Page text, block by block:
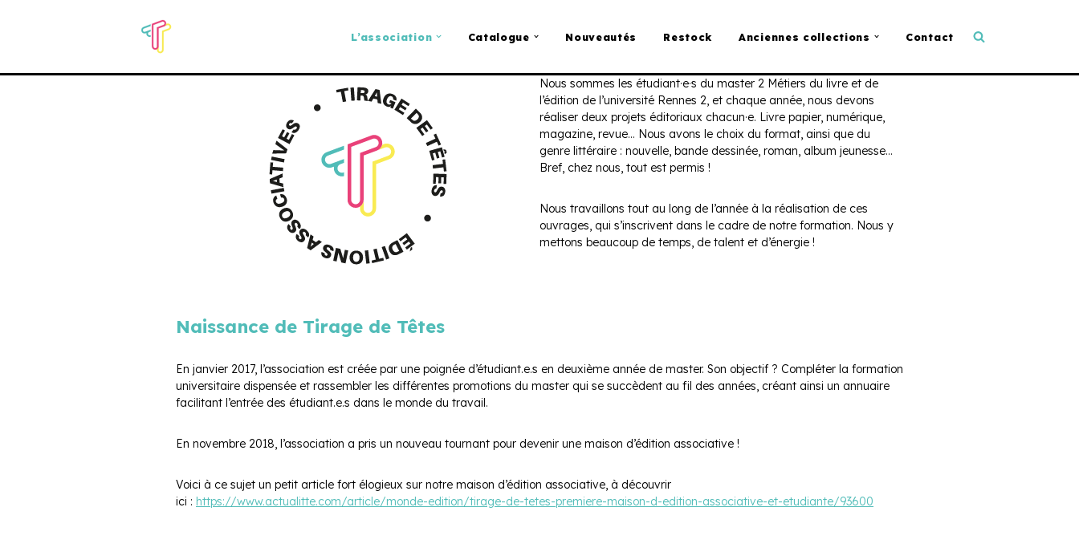
contenu
L’association Catalogue Nouveautés Restock Anciennes collections Contact
Nous sommes les étudiant·e·s du master 2 Métiers du livre et de
l’édition de l’université Rennes 2, et chaque année, nous devons
réaliser deux projets éditoriaux chacun·e. Livre papier, numérique,
magazine, revue… Nous avons le choix du format, ainsi que du
genre littéraire : nouvelle, bande dessinée, roman, album jeunesse…
Bref, chez nous, tout est permis !
Nous travaillons tout au long de l’année à la réalisation de ces
ouvrages, qui s’inscrivent dans le cadre de notre formation. Nous y
mettons beaucoup de temps, de talent et d’énergie !
Naissance de Tirage de Têtes
En janvier 2017, l’association est créée par une poignée d’étudiant.e.s en deuxième année de master. Son objectif ? Compléter la formation
universitaire dispensée et rassembler les différentes promotions du master qui se succèdent au fil des années, créant ainsi un annuaire
facilitant l’entrée des étudiant.e.s dans le monde du travail.
En novembre 2018, l’association a pris un nouveau tournant pour devenir une maison d’édition associative !
Voici à ce sujet un petit article fort élogieux sur notre maison d’édition associative, à découvrir
ici : https://www.actualitte.com/article/monde-edition/tirage-de-tetes-premiere-maison-d-edition-associative-et-etudiante/93600